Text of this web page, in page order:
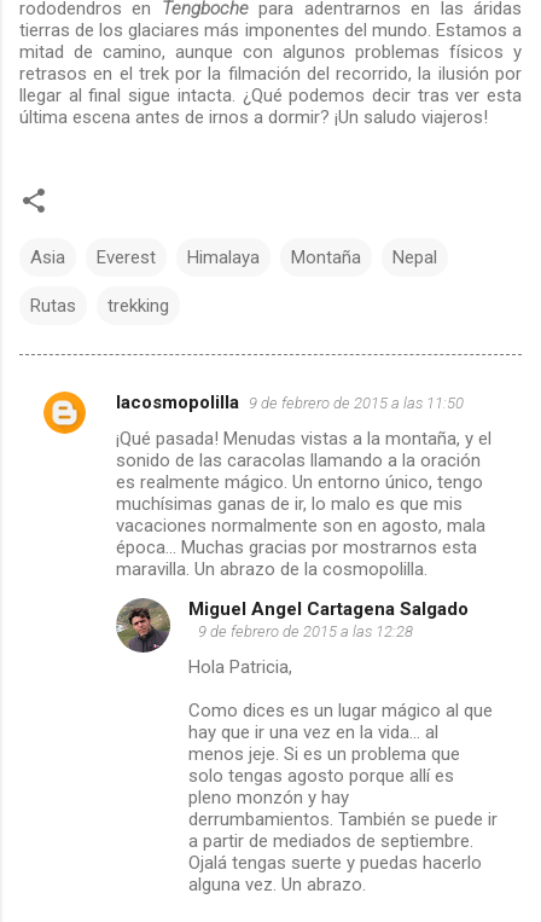
rododendros en Tengbochepara adentrarnos en las áridas
tierras de los glaciares más imponentes del mundo. Estamos a
mitad de camino, aunque con algunos problemas físicos y
retrasos en el trek por la filmación del recorrido, la ilusión por
llegar al final sigue intacta. ¿Qué podemos decir tras ver esta
última escena antes de irnos a dormir? ¡Un saludo viajeros!
Asia Everest Himalaya Montaña Nepal
Rutas trekking
C
lacosmopolilla 9 de febrero de 2015 a las 11:50
¡Qué pasada! Menudas vistas a la montaña, y el
sonido de las caracolas llamando a la oración
es realmente mágico. Un entorno único, tengo
muchísimas ganas de ir, lo malo es que mis
vacaciones normalmente son en agosto, mala
época... Muchas gracias por mostrarnos esta
maravilla. Un abrazo de la cosmopolilla.
Miguel Angel Cartagena Salgado
9 de febrero de 2015 a las 12:28
Hola Patricia,
Como dices es un lugar mágico al que
hay que ir una vez en la vida... al
menos jeje. Si es un problema que
solo tengas agosto porque allí es
pleno monzón y hay
derrumbamientos. También se puede ir
a partir de mediados de septiembre.
Ojalá tengas suerte y puedas hacerlo
alguna vez. Un abrazo.